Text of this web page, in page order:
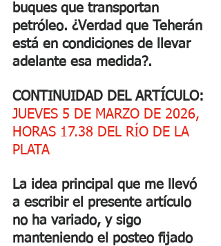
buques que transportan
petróleo. ¿Verdad que Teherán
está en condiciones de llevar
adelante esa medida?.
CONTINUIDAD DEL ARTÍCULO:
JUEVES 5 DE MARZO DE 2026,
HORAS 17.38 DEL RÍO DE LA
PLATA
La idea principal que me llevó
a escribir el presente artículo
no ha variado, y sigo
manteniendo el posteo fijado